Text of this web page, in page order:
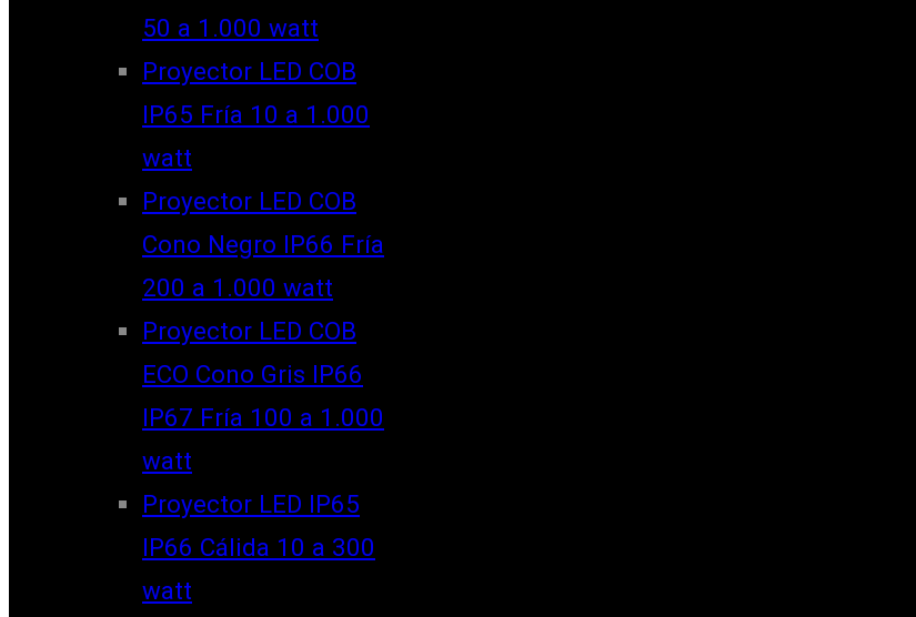
50 a 1.000 watt
Proyector LED COB
IP65 Fría 10 a 1.000
watt
Proyector LED COB
Cono Negro IP66 Fría
200 a 1.000 watt
Proyector LED COB
ECO Cono Gris IP66
IP67 Fría 100 a 1.000
watt
Proyector LED IP65
IP66 Cálida 10 a 300
watt